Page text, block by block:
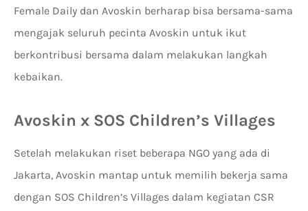
Female Daily dan Avoskin berharap bisa bersama-sama
mengajak seluruh pecinta Avoskin untuk ikut
berkontribusi bersama dalam melakukan langkah
kebaikan.
Avoskin x SOS Children’s Villages
Setelah melakukan riset beberapa NGO yang ada di
Jakarta, Avoskin mantap untuk memilih bekerja sama
dengan SOS Children’s Villages dalam kegiatan CSR